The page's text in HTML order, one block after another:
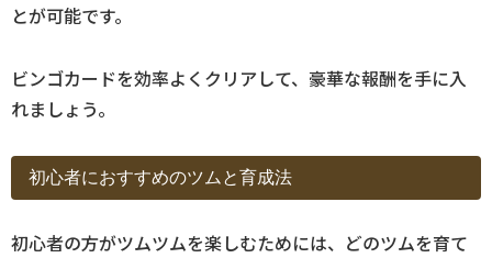
とが可能です。
ビンゴカードを効率よくクリアして、豪華な報酬を手に入
れましょう。
初心者におすすめのツムと育成法
初心者の方がツムツムを楽しむためには、どのツムを育て